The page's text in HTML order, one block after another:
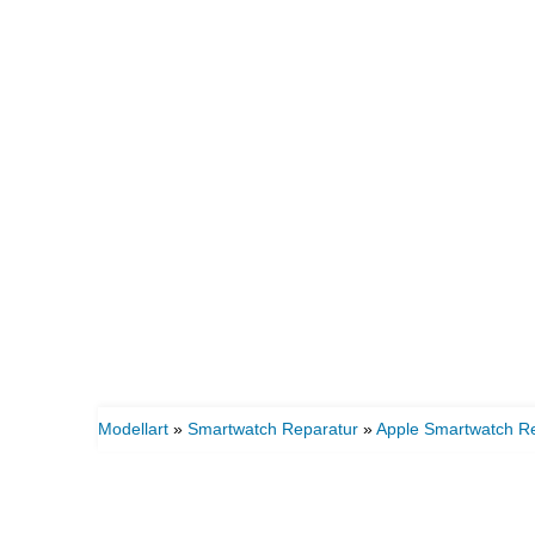
Modellart » Smartwatch Reparatur »Apple Smartwatch